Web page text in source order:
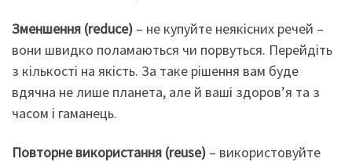
Зменшення (reduce) – не купуйте неякісних речей –
вони швидко поламаються чи порвуться. Перейдіть
з кількості на якість. За таке рішення вам буде
вдячна не лише планета, але й ваші здоров’я та з
часом і гаманець.
Повторне використання (reuse) – використовуйте